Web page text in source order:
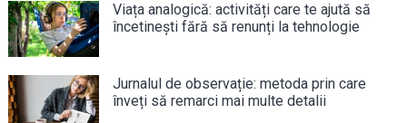
Viața analogică: activități care te ajută să
încetinești fără să renunți la tehnologie
Jurnalul de observație: metoda prin care
înveți să remarci mai multe detalii